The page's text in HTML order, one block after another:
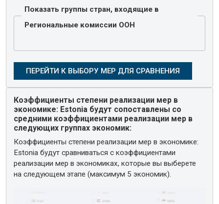
Показать группы стран, входящие в
Региональные комиссии ООН
Коэффициенты степени реализации мер в
экономике: Estonia будут сопоставлены со
средними коэффициентами реализации мер в
следующих группах экономик:
Коэффициенты степени реализации мер в экономике:
Estonia будут сравниваться с коэффициентами
реализации мер в экономиках, которые вы выберете
на следующем этапе (максимум 5 экономик).